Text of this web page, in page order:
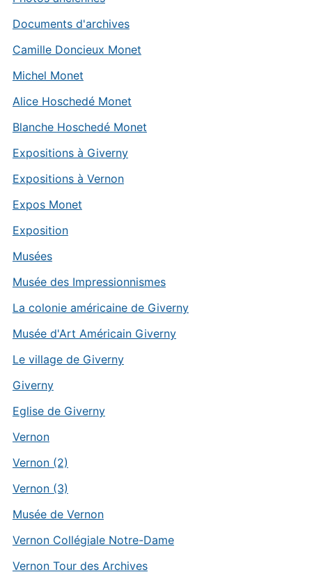
Documents d'archives
Camille Doncieux Monet
Michel Monet
Alice Hoschedé Monet
Blanche Hoschedé Monet
Expositions à Giverny
Expositions à Vernon
Expos Monet
Exposition
Musées
Musée des Impressionnismes
La colonie américaine de Giverny
Musée d'Art Américain Giverny
Le village de Giverny
Giverny
Eglise de Giverny
Vernon
Vernon (2)
Vernon (3)
Musée de Vernon
Vernon Collégiale Notre-Dame
Vernon Tour des Archives